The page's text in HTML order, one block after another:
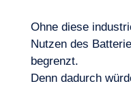
Ohne diese
Nutzen des
begrenzt.
Denn dadurch